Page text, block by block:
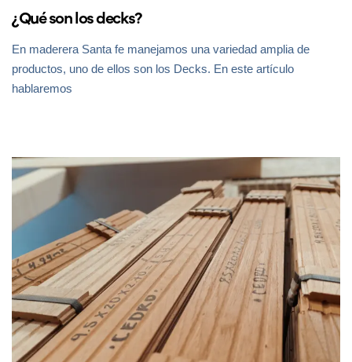
¿Qué son los decks?
En maderera Santa fe manejamos una variedad amplia de
productos, uno de ellos son los Decks. En este artículo
hablaremos